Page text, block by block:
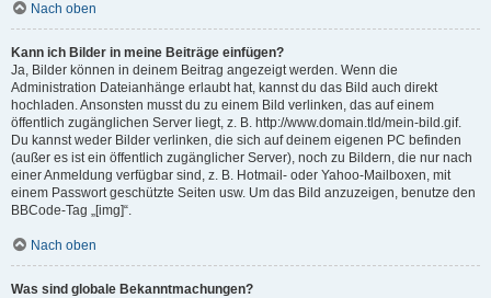
Nach oben
Kann ich Bilder in meine Beiträge einfügen?
Ja, Bilder können in deinem Beitrag angezeigt werden. Wenn die
Administration Dateianhänge erlaubt hat, kannst du das Bild auch direkt
hochladen. Ansonsten musst du zu einem Bild verlinken, das auf einem
öffentlich zugänglichen Server liegt, z. B. http://www.domain.tld/mein-bild.gif.
Du kannst weder Bilder verlinken, die sich auf deinem eigenen PC befinden
(außer es ist ein öffentlich zugänglicher Server), noch zu Bildern, die nur nach
einer Anmeldung verfügbar sind, z. B. Hotmail- oder Yahoo-Mailboxen, mit
einem Passwort geschützte Seiten usw. Um das Bild anzuzeigen, benutze den
BBCode-Tag „[img]“.
Nach oben
Was sind globale Bekanntmachungen?